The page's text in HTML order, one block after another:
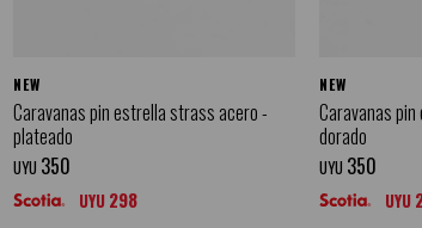
NEW
Caravanas pin estrella strass acero -
plateado
UYU 350
UYU 298
NEW
Caravanas
dorado
UYU 350
UYU